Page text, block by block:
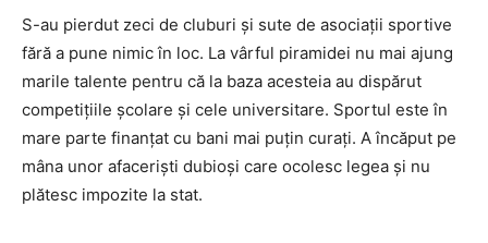
S-au pierdut zeci de cluburi şi sute de asociaţii sportive
fără a pune nimic în loc. La vârful piramidei nu mai ajung
marile talente pentru că la baza acesteia au dispărut
competiţiile şcolare şi cele universitare. Sportul este în
mare parte finanţat cu bani mai puţin curaţi. A încăput pe
mâna unor afacerişti dubioşi care ocolesc legea şi nu
plătesc impozite la stat.